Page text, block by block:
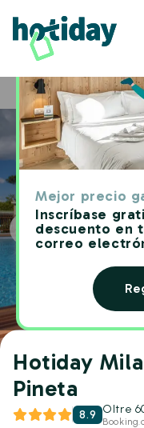
Mejor precio
Inscríbase
descuento en
correo
Home Hoteles
Hotiday
Pineta
8.9 Oltre